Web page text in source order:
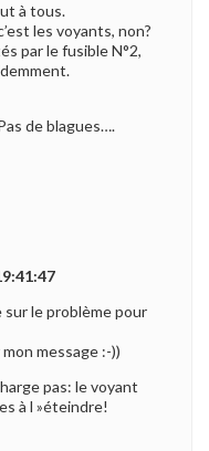
à tous.
les voyants, non?
par le fusible N°2,
de blagues….
le problème pour
message :-))
pas: le voyant
à l »éteindre!